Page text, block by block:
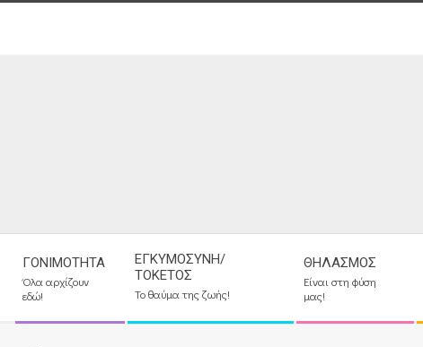
Navigation
Menu
ΓΟΝΙΜΌΤΗΤΑ
Όλα αρχίζουν
εδώ!
ΕΓΚΥΜΟΣΎΝΗ/
ΤΟΚΕΤΌΣ
Το θαύμα της ζωής!
ΘΗΛΑΣΜΌΣ
Είναι στη φύση
μας!